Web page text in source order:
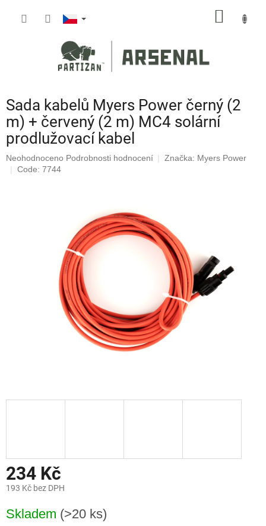
Sada kabelů Myers Power černý (2
m) + červený (2 m) MC4 solární
prodlužovací kabel
Průměrné
hodnocení
Neohodnoceno Podrobnosti hodnocení Značka: Myers Power
Code: 7744
234 Kč
193 Kč bez DPH
cena:
Skladem (>20 ks)